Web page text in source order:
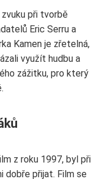
při tvorbě
Eric Serru a
Kamen je zřetelná,
využít hudbu a
zážitku, pro který
z roku 1997, byl při
dobře přijat. Film se